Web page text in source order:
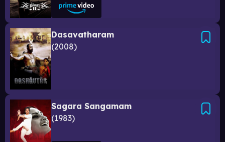
Dasavatharam
2008
Sagara Sangamam
1983